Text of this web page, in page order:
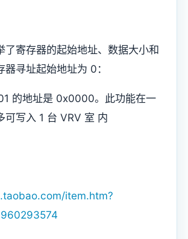
了寄存器的起始地址、数据大小和
器寻址起始地址为 0：
的地址是 0x0000。此功能在一
可写入 1 台 VRV 室 内
item.htm?